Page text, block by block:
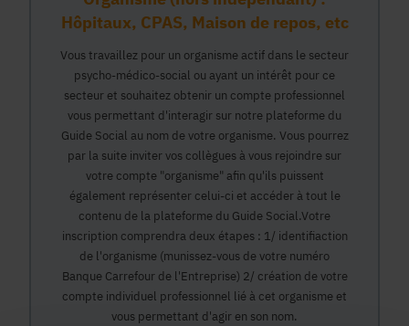
Hôpitaux, CPAS, Maison de repos, etc
Vous travaillez pour un organisme actif dans le secteur
psycho-médico-social ou ayant un intérêt pour ce
secteur et souhaitez obtenir un compte professionnel
vous permettant d'interagir sur notre plateforme du
Guide Social au nom de votre organisme. Vous pourrez
par la suite inviter vos collègues à vous rejoindre sur
votre compte "organisme" afin qu'ils puissent
également représenter celui-ci et accéder à tout le
contenu de la plateforme du Guide Social.Votre
inscription comprendra deux étapes : 1/ identifiaction
de l'organisme (munissez-vous de votre numéro
Banque Carrefour de l'Entreprise) 2/ création de votre
compte individuel professionnel lié à cet organisme et
vous permettant d'agir en son nom.